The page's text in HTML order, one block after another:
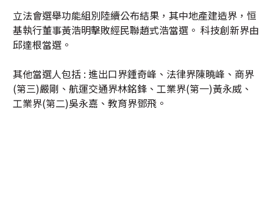
立法會選舉功能組別陸續公布結果，其中地產建造界，恒
基執行董事黃浩明擊敗經民聯趙式浩當選。 科技創新界由
邱達根當選。
其他當選人包括 : 進出口界鍾奇峰、法律界陳曉峰、商界
(第三)嚴剛、航運交通界林銘鋒、工業界(第一)黃永威、
工業界(第二)吳永嘉、教育界鄧飛。